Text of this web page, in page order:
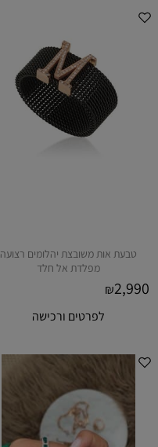
טבעת אות משובצת יהלומים רצועה
מפלדת אל חלד
₪2,990
לפרטים ורכישה